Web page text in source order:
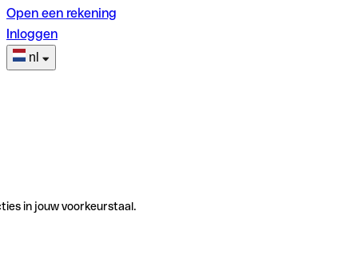
Open een rekening
Inloggen
nl
in jouw voorkeurstaal.